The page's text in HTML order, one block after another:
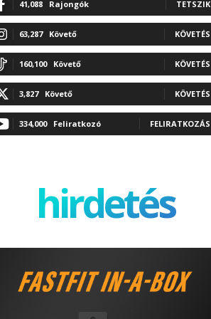
41,088 Rajongók TETSZIK
63,287 Követő KÖVETÉS
160,100 Követő KÖVETÉS
3,827 Követő KÖVETÉS
334,000 Feliratkozó FELIRATKOZÁS
hirdetés